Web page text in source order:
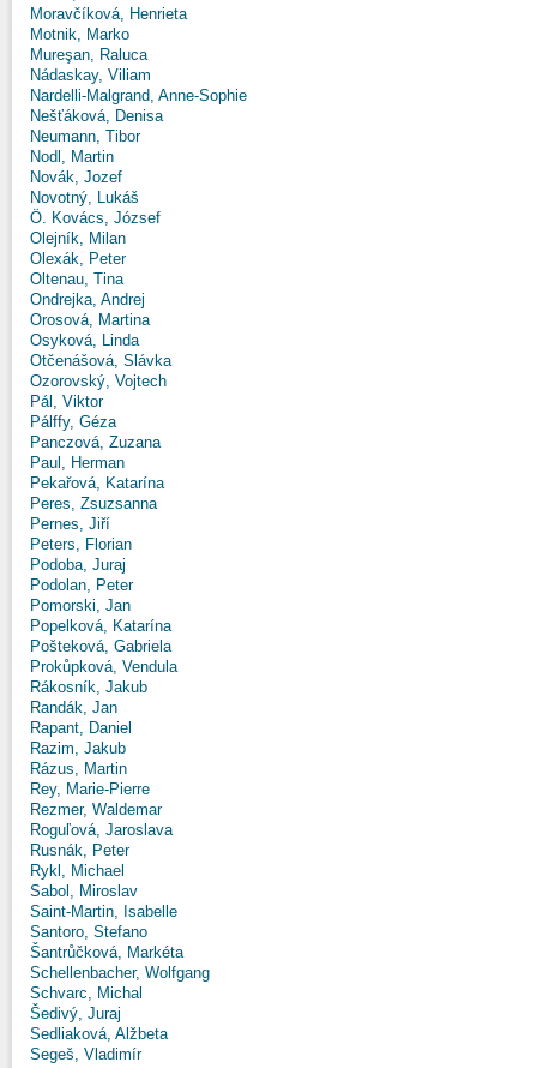
Moravčíková, Henrieta
Motnik, Marko
Mureşan, Raluca
Nádaskay, Viliam
Nardelli-Malgrand, Anne-Sophie
Nešťáková, Denisa
Neumann, Tibor
Nodl, Martin
Novák, Jozef
Novotný, Lukáš
Ö. Kovács, József
Olejník, Milan
Olexák, Peter
Oltenau, Tina
Ondrejka, Andrej
Orosová, Martina
Osyková, Linda
Otčenášová, Slávka
Ozorovský, Vojtech
Pál, Viktor
Pálffy, Géza
Panczová, Zuzana
Paul, Herman
Pekařová, Katarína
Peres, Zsuzsanna
Pernes, Jiří
Peters, Florian
Podoba, Juraj
Podolan, Peter
Pomorski, Jan
Popelková, Katarína
Pošteková, Gabriela
Prokůpková, Vendula
Rákosník, Jakub
Randák, Jan
Rapant, Daniel
Razim, Jakub
Rázus, Martin
Rey, Marie-Pierre
Rezmer, Waldemar
Roguľová, Jaroslava
Rusnák, Peter
Rykl, Michael
Sabol, Miroslav
Saint-Martin, Isabelle
Santoro, Stefano
Šantrůčková, Markéta
Schellenbacher, Wolfgang
Schvarc, Michal
Šedivý, Juraj
Sedliaková, Alžbeta
Segeš, Vladimír